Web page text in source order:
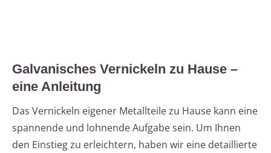
Galvanisches Vernickeln zu Hause –
eine Anleitung
Das Vernickeln eigener Metallteile zu Hause kann eine
spannende und lohnende Aufgabe sein. Um Ihnen
den Einstieg zu erleichtern, haben wir eine detaillierte